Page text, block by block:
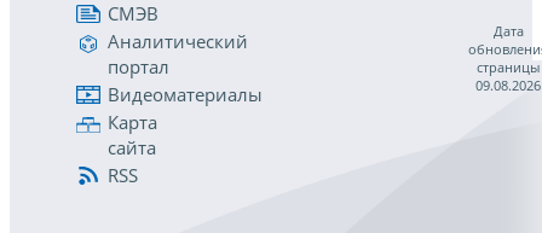
СМЭВ
Аналитический
портал
Видеоматериалы
Карта
сайта
RSS
Дата
страницы
09.08.2026